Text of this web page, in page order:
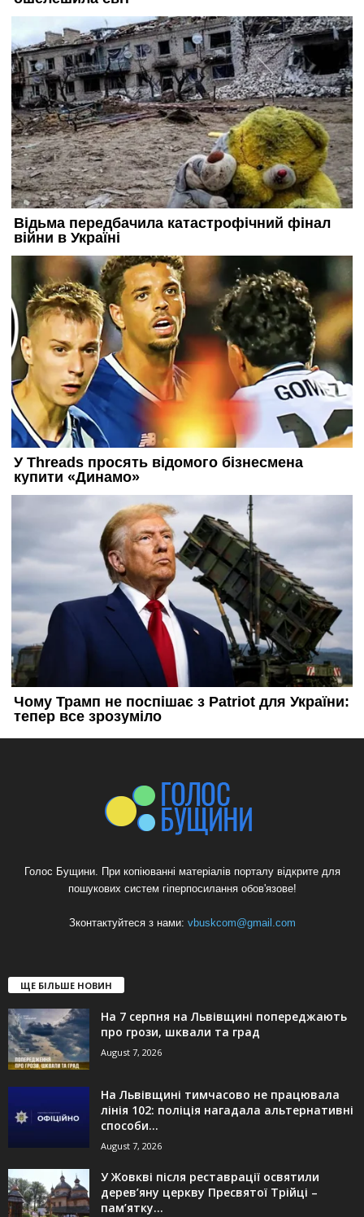
Голос Бущини. При копіюванні матеріалів порталу відкрите для
пошукових систем гіперпосилання обов'язове!
Зконтактуйтеся з нами: vbuskcom@gmail.com
ЩЕ БІЛЬШЕ НОВИН
На 7 серпня на Львівщині попереджають
про грози, шквали та град
August 7, 2026
На Львівщині тимчасово не працювала
лінія 102: поліція нагадала альтернативні
способи...
August 7, 2026
У Жовкві після реставрації освятили
дерев’яну церкву Пресвятої Трійці –
пам’ятку...